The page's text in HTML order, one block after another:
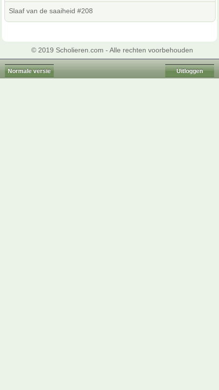
Slaaf van de saaiheid #208
© 2019 Scholieren.com - Alle rechten voorbehouden
Normale versie Uitloggen